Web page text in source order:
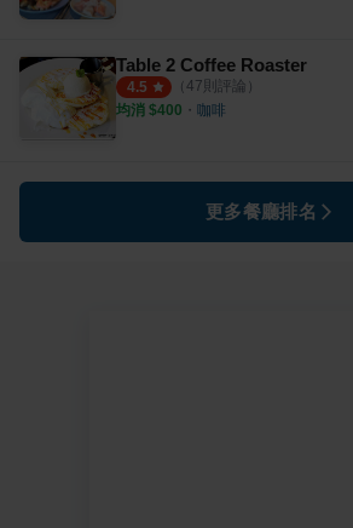
Table 2 Coffee Roaster
4.5 （ 47則評論）
均消 $400 ・ 咖啡
更多餐廳排名